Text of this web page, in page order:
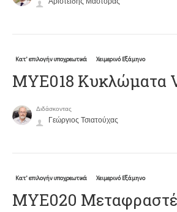
Κατ' επιλογήν υποχρεωτικά Χειμερινό Εξάμηνο
MYE018 Κυκλώματα
Διδάσκοντας
Γεώργιος Τσιατούχας
Κατ' επιλογήν υποχρεωτικά Χειμερινό Εξάμηνο
ΜΥΕ020